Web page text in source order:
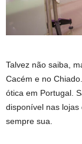
Talvez não saiba,
Cacém e no
ótica em Portugal.
disponível nas
sempre sua.